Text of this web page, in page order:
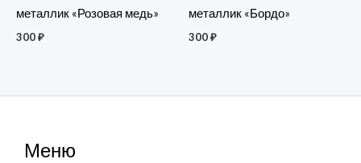
металлик «Розовая медь»
300₽
металлик «Бордо»
300₽
Меню